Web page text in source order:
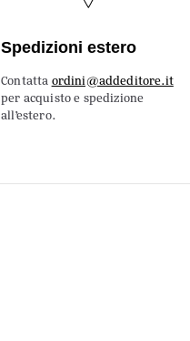
Spedizioni estero
Contatta ordini@addeditore.it
per acquisto e spedizione
all’estero.